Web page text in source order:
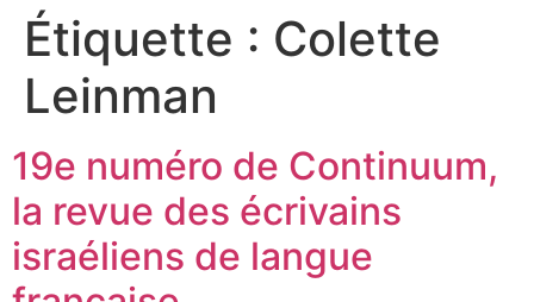
Étiquette : Colette
Leinman
19e numéro de Continuum,
la revue des écrivains
israéliens de langue